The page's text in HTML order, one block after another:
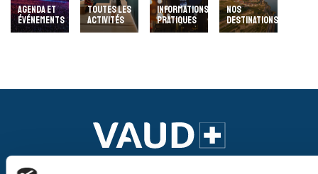
AGENDA ET
ÉVÉNEMENTS
TOUTES LES
ACTIVITÉS
INFORMATIONS
PRATIQUES
NOS
DESTINATIONS